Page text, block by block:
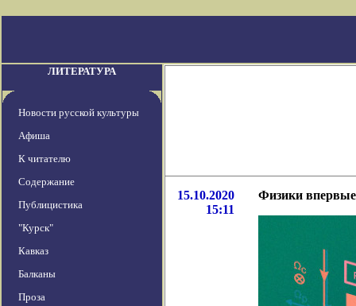
ЛИТЕРАТУРА
Новости русской культуры
Афиша
К читателю
Содержание
Публицистика
"Курск"
Кавказ
Балканы
Проза
15.10.2020
15:11
Физики впервые